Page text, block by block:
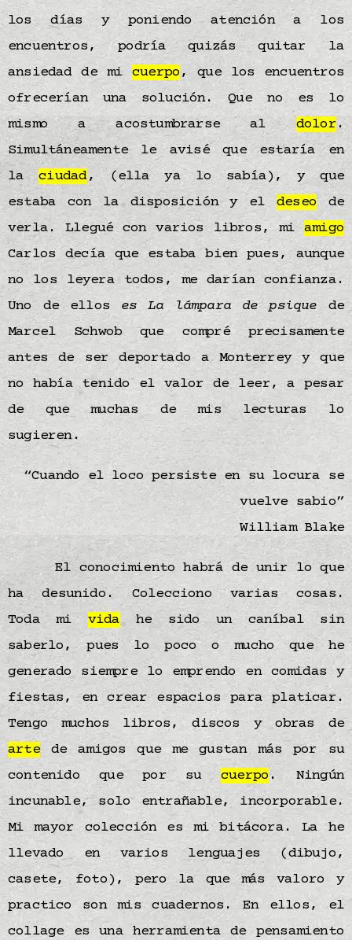
los días y poniendo atención a los
encuentros, podría quizás quitar la
ansiedad de mi cuerpo , que los encuentros
ofrecerían una solución. Que no es lo
mismo a acostumbrarse aldolor.
Simultáneamente le avisé que estaría en
laciudad, (ella ya lo sabía), y que
estaba con la disposición y eldeseode
verla. Llegué con varios libros, miamigo
Carlos decía que estaba bien pues, aunque
no los leyera todos, me darían confianza.
Uno de ellos es La lámpara de psique de
Marcel Schwob que compré precisamente
antes de ser deportado a Monterrey y que
no había tenido el valor de leer, a pesar
de que muchas de mis lecturas lo
sugieren.
“Cuando el loco persiste en su locura se
vuelve sabio”
William Blake
El conocimiento habrá de unir lo que
ha desunido. Colecciono varias cosas.
Toda mividahe sido un caníbal sin
saberlo, pues lo poco o mucho que he
generado siempre lo emprendo en comidas y
fiestas, en crear espacios para platicar.
Tengo muchos libros, discos y obras de
artede amigos que me gustan más por su
contenido que por su cuerpo. Ningún
incunable, solo entrañable, incorporable.
Mi mayor colección es mi bitácora. La he
llevado en varios lenguajes (dibujo,
casete, foto), pero la que más valoro y
practico son mis cuadernos. En ellos, el
collage es una herramienta de pensamiento